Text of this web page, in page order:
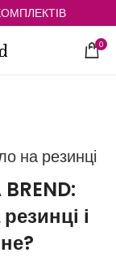
0
на резинці
і